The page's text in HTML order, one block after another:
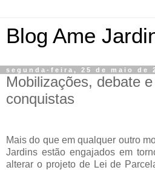
Blog Ame
segunda-feira, 25 de maio de
Mobilizações, debate
conquistas
Mais do que em qualquer outro
Jardins estão engajados em
alterar o projeto de Lei de